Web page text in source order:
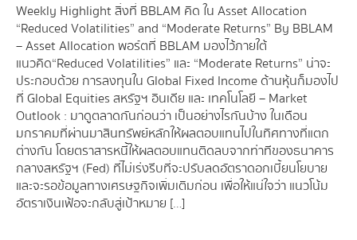
Weekly Highlight สิ่งที่ BBLAM คิด ใน Asset Allocation
“Reduced Volatilities” and “Moderate Returns” By BBLAM
– Asset Allocation พอร์ตที่ BBLAM มองไว้ภายใต้
แนวคิด “Reduced Volatilities” และ “Moderate Returns” น่าจะ
ประกอบด้วย การลงทุนใน Global Fixed Income ด้านหุ้นก็มองไป
ที่ Global Equities สหรัฐฯ อินเดีย และ เทคโนโลยี – Market
Outlook : มาดูตลาดกันก่อนว่า เป็นอย่างไรกันบ้าง ในเดือน
มกราคมที่ผ่านมา สินทรัพย์หลักให้ผลตอบแทนไปในทิศทางที่แตก
ต่างกัน โดยตราสารหนี้ให้ผลตอบแทนติดลบจากท่าทีของธนาคาร
กลางสหรัฐฯ (Fed) ที่ไม่เร่งรีบที่จะปรับลดอัตราดอกเบี้ยนโยบาย
และจะรอข้อมูลทางเศรษฐกิจเพิ่มเติมก่อน เพื่อให้แน่ใจว่า แนวโน้ม
อัตราเงินเฟ้อจะกลับสู่เป้าหมาย […]